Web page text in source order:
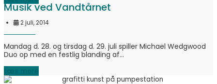
Musik ved Vandtårnet
2 juli, 2014
Mandag d. 28. og tirsdag d. 29. juli spiller Michael Wedgwood
Duo op med en festlig blanding af...